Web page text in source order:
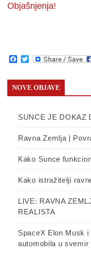
Objašnjenja!
Facebook
Twitter
NOVE OBJAVE
SUNCE JE DOKAZ
Ravna Zemlja |
Kako Sunce
Kako istražitelji
LIVE: RAVNA
REALISTA
SpaceX Elon Musk
automobila u svemir